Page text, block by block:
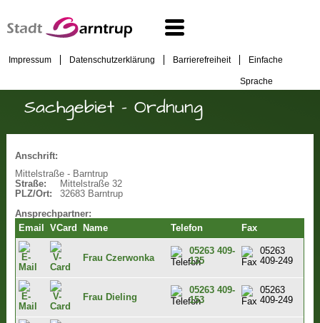
Impressum Datenschutzerklärung Barrierefreiheit Einfache
Sprache
Sachgebiet - Ordnung
Anschrift:
Mittelstraße - Barntrup
Straße:
Mittelstraße 32
PLZ/Ort:
32683 Barntrup
Ansprechpartner:
Email
VCard Name Telefon Fax
Frau Czerwonka
05263 409-
135
05263
409-249
Frau Dieling
05263 409-
153
05263
409-249